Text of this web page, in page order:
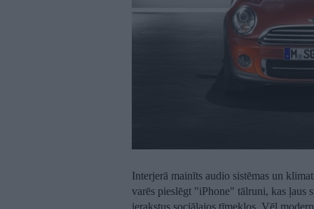
Interjerā mainīts audio sistēmas un
varēs pieslēgt "iPhone" tālruni, kas ļaus